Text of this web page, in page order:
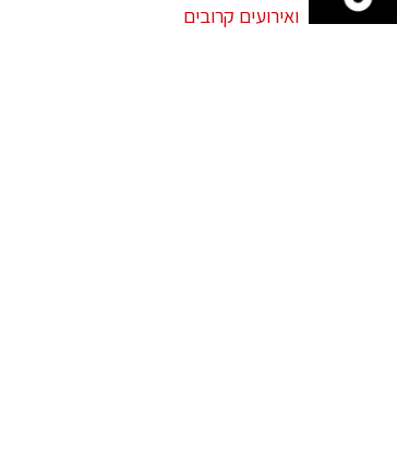
ואירועים קרובים